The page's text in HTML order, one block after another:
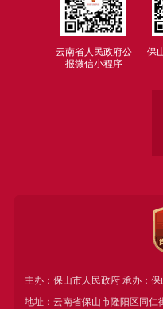
云南省人民政府公
报微信小程序
保
主办：保山市人民政府 承办：
地址：云南省保山市隆阳区同仁